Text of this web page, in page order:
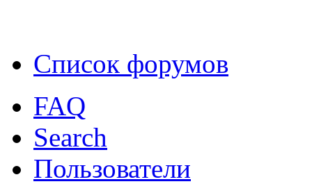
Список форумов
FAQ
Search
Пользователи